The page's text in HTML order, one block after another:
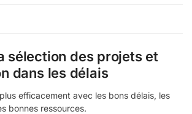
sélection des projets et
dans les délais
efficacement avec les bons délais, les
bonnes ressources.